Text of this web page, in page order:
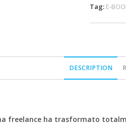
Tag: E-
DESCRIPTION
freelance ha trasformato